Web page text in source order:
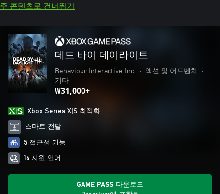
주 콘텐츠로 건너뛰기
데드 바이 데이라이트
Behaviour Interactive Inc. • 액션 및 어드벤처
•
기타
₩31,000+
Xbox Series X|S 최적화
스마트 전달
5 접근성 기능
16 지원 언어
GAME PASS 다운로드